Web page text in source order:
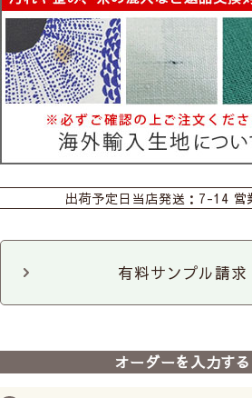
シェード幕体 ロールスクリーン
のれん マルチクロス
ファブリックパネル
ファブリックパネル
出荷予定日 当店発送：7-14 営
有料サンプル請求
オーダーを入力する